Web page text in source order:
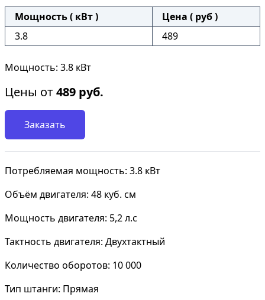
Мощность ( кВт )
Цена ( руб )
3.8
489
Мощность: 3.8 кВт
Цены от489 руб.
Заказать
Потребляемая мощность: 3.8 кВт
Объём двигателя: 48 куб. см
Мощность двигателя: 5,2 л.с
Тактность двигателя: Двухтактный
Количество оборотов: 10 000
Тип штанги: Прямая